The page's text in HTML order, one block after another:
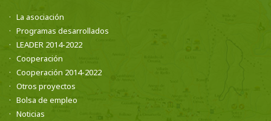
La asociación
Programas desarrollados
LEADER 2014-2022
Cooperación
Cooperación 2014-2022
Otros proyectos
Bolsa de empleo
Noticias